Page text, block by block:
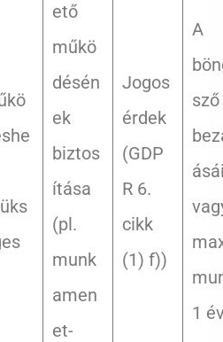
ető
műkö
désén
ek
biztos
ítása
(pl.
munk
amen
et-
Jogos
érdek
(GDP
R 6.
cikk
(1) f))
A
sző
1